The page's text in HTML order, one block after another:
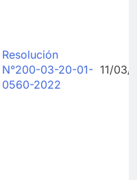
Resolución
N°200-03-20-01-
0560-2022
11/03/